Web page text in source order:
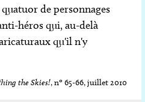
de personnages
héros qui, au-delà
qu'il n'y
the Skies!, nº 65-66, juillet 2010